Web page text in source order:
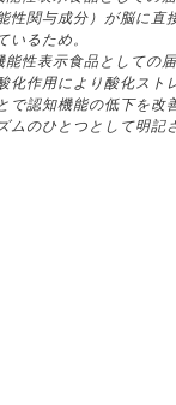
性関与成分）が脳に直
いるため。
性表示食品としての
化作用により酸化スト
で認知機能の低下を改
ムのひとつとして明記